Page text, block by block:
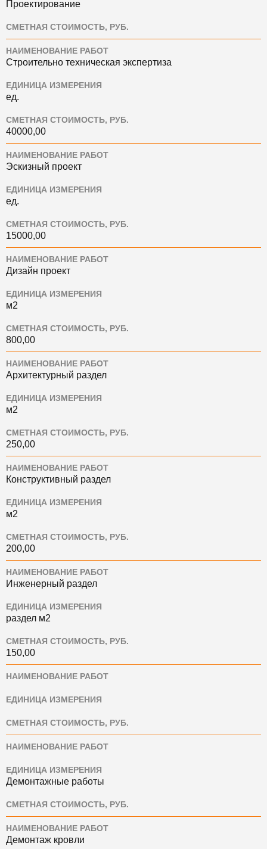
Проектирование
СМЕТНАЯ СТОИМОСТЬ, РУБ.
НАИМЕНОВАНИЕ РАБОТ
Строительно техническая экспертиза
ЕДИНИЦА ИЗМЕРЕНИЯ
ед.
СМЕТНАЯ СТОИМОСТЬ, РУБ.
40000,00
НАИМЕНОВАНИЕ РАБОТ
Эскизный проект
ЕДИНИЦА ИЗМЕРЕНИЯ
ед.
СМЕТНАЯ СТОИМОСТЬ, РУБ.
15000,00
НАИМЕНОВАНИЕ РАБОТ
Дизайн проект
ЕДИНИЦА ИЗМЕРЕНИЯ
м2
СМЕТНАЯ СТОИМОСТЬ, РУБ.
800,00
НАИМЕНОВАНИЕ РАБОТ
Архитектурный раздел
ЕДИНИЦА ИЗМЕРЕНИЯ
м2
СМЕТНАЯ СТОИМОСТЬ, РУБ.
250,00
НАИМЕНОВАНИЕ РАБОТ
Конструктивный раздел
ЕДИНИЦА ИЗМЕРЕНИЯ
м2
СМЕТНАЯ СТОИМОСТЬ, РУБ.
200,00
НАИМЕНОВАНИЕ РАБОТ
Инженерный раздел
ЕДИНИЦА ИЗМЕРЕНИЯ
раздел м2
СМЕТНАЯ СТОИМОСТЬ, РУБ.
150,00
НАИМЕНОВАНИЕ РАБОТ
ЕДИНИЦА ИЗМЕРЕНИЯ
СМЕТНАЯ СТОИМОСТЬ, РУБ.
НАИМЕНОВАНИЕ РАБОТ
ЕДИНИЦА ИЗМЕРЕНИЯ
Демонтажные работы
СМЕТНАЯ СТОИМОСТЬ, РУБ.
НАИМЕНОВАНИЕ РАБОТ
Демонтаж кровли